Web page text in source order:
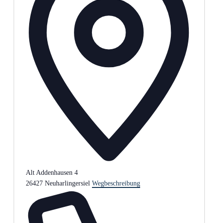
Alt Addenhausen 4
26427 Neuharlingersiel Wegbeschreibung